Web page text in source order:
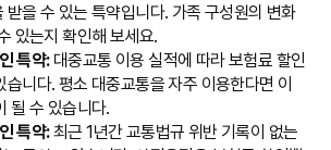
받을 수 있는 특약입니다. 가족 구성원의 변화
있는지 확인해 보세요.
특약:대중교통 이용 실적에 따라 보험료 할인
니다. 평소 대중교통을 자주 이용한다면 이
될 수 있습니다.
특약:최근 1년간 교통법규 위반 기록이 없는